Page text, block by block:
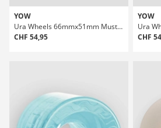
YOW
Ura Wheels 66mmx51mm Mustard Shr 80A Wheels
CHF 54,95
YOW
CHF